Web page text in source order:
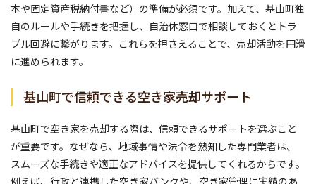
本や固定資産税納付書など）の準備が必須です。加えて、基山町独
自のルールや手続きを把握し、自治体窓口で相談しておくとトラ
ブル回避に繋がります。これらを押さえることで、売却活動を円滑
に進められます。
基山町で信頼できる空き家売却サポート
基山町で空き家を売却する際は、信頼できるサポートを選ぶこと
が重要です。なぜなら、地域事情や法令を熟知した専門業者は、
スムーズな手続きや適正なアドバイスを提供してくれるからです。
例えば、行政と連携した空き家バンクや、空き家管理に実績のあ